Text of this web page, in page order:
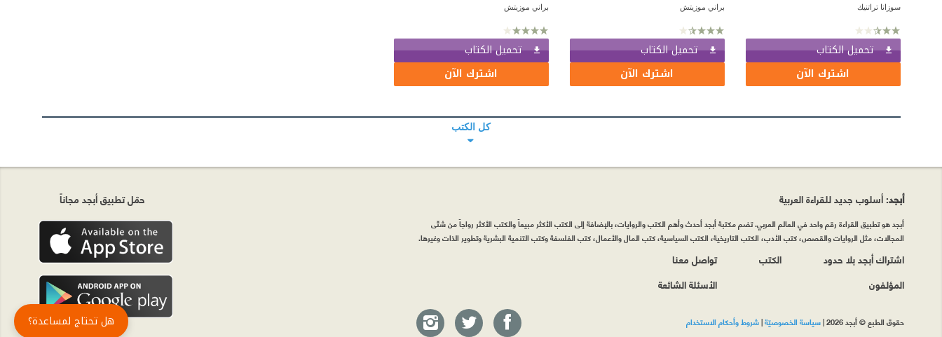
سوزانا تراتنيك
تحميل الكتاب
اشترك الآن
براني موزيتش
تحميل الكتاب
اشترك الآن
براني موزيتش
تحميل الكتاب
اشترك الآن
كل الكتب
حمّل تطبيق أبجد مجاناً أبجد: أسلوب جديد للقراءة العربية
أبجد هو تطبيق القراءة رقم واحد في العالم العربي. تضم مكتبة أبجد أحدث وأهم الكتب والروايات، بالإضافة إلى الكتب الأكثر مبيعاً والكتب الأكثر رواجاً من شتّى
المجالات، مثل الروايات والقصص، كتب الأدب، الكتب التاريخية، الكتب السياسية، كتب المال والأعمال، كتب الفلسفة وكتب التنمية البشرية وتطوير الذات وغيرها.
اشتراك أبجد بلا حدود
المؤلفون
الكتب
تواصل معنا
الأسئلة الشائعة
حقوق الطبع © أبجد 2026 |سياسة الخصوصيّة|شروط وأحكام الاستخدام هل تحتاج لمساعدة؟